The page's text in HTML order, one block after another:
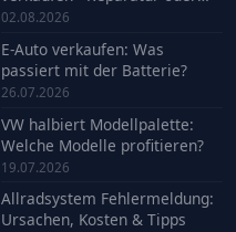
Verkauf?
02.08.2026
E-Auto verkaufen: Was
passiert mit der Batterie?
26.07.2026
VW halbiert Modellpalette:
Welche Modelle profitieren?
19.07.2026
Allradsystem Fehlermeldung:
Ursachen, Kosten & Tipps